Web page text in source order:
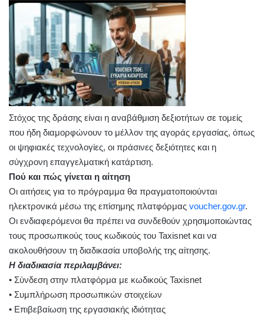
Στόχος της δράσης είναι η αναβάθμιση δεξιοτήτων σε τομείς
που ήδη διαμορφώνουν το μέλλον της αγοράς εργασίας, όπως
οι ψηφιακές τεχνολογίες, οι πράσινες δεξιότητες και η
σύγχρονη επαγγελματική κατάρτιση.
Πού και πώς γίνεται η αίτηση
Οι αιτήσεις για το πρόγραμμα θα πραγματοποιούνται
ηλεκτρονικά μέσω της επίσημης πλατφόρμας voucher.gov.gr.
Οι ενδιαφερόμενοι θα πρέπει να συνδεθούν χρησιμοποιώντας
τους προσωπικούς τους κωδικούς του Taxisnet και να
ακολουθήσουν τη διαδικασία υποβολής της αίτησης.
Η διαδικασία περιλαμβάνει:
• Σύνδεση στην πλατφόρμα με κωδικούς Taxisnet
• Συμπλήρωση προσωπικών στοιχείων
• Επιβεβαίωση της εργασιακής ιδιότητας